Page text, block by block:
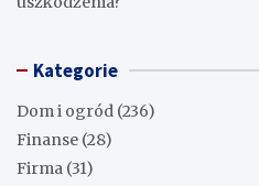
Kategorie
Dom i ogród (236)
Finanse (28)
Firma (31)